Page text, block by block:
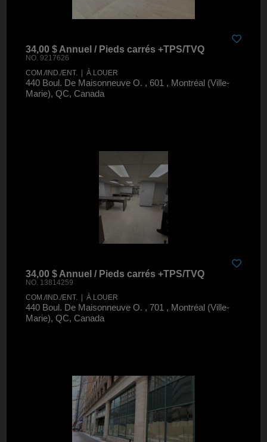
34,00 $ Annuel / Pieds carrés +TPS/TVQ
NO. 9217626
COM./IND./ENT. | À LOUER
440 Boul. De Maisonneuve O. , 601 , Montréal (Ville-
Marie), QC, Canada
34,00 $ Annuel / Pieds carrés +TPS/TVQ
NO. 13814259
COM./IND./ENT. | À LOUER
440 Boul. De Maisonneuve O. , 701 , Montréal (Ville-
Marie), QC, Canada